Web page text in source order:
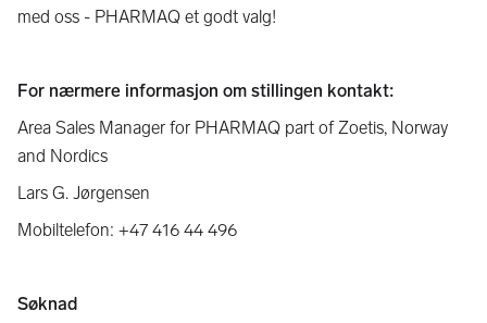
med oss - PHARMAQ et godt valg!
For nærmere informasjon om stillingen kontakt:
Area Sales Manager for PHARMAQ part of Zoetis, Norway
and Nordics
Lars G. Jørgensen
Mobiltelefon: +47 416 44 496
Søknad